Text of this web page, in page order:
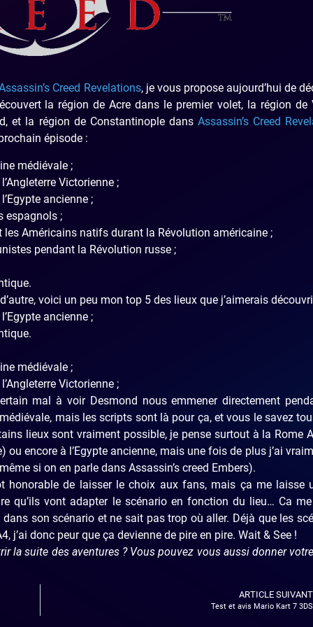
Creed Revelations, je vous propose aujourd’hui de
la région de Acre dans le premier volet, la région de
et la région de Constantinople dans Assassin’s Creed
épisode :
médiévale ;
Victorienne ;
ancienne ;
espagnols ;
Américains natifs durant la Révolution américaine ;
pendant la Révolution russe ;
voici un peu mon top 5 des lieux que j’aimerais
ancienne ;
médiévale ;
Victorienne ;
mal à voir Desmond nous emmener directement
mais les scripts sont là pour ça, et vous le savez
lieux sont vraiment possible, je pense surtout à la Rome
ou encore à l’Egypte ancienne, mais une fois de plus j’ai
si on en parle dans Assassin’s creed Embers).
honorable de laisser le choix aux fans, mais ça me laisse
qu’ils vont adapter le scénario en fonction du lieu… Ca
son scénario et ne sait pas trop où aller. Déjà que les
j’ai donc peur que ça devienne de pire en pire. Wait & See !
la suite des aventures ? Vous pouvez vous aussi donner
ARTICLE SUIVANT
Test et avis Mario Kart 7 3DS